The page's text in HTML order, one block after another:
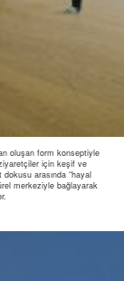
oluşan form konseptiyle
için keşif ve
arasında “hayal
merkeziyle bağlayarak